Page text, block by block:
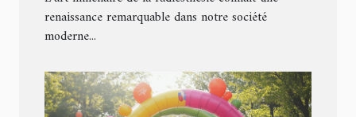
renaissance remarquable dans notre société
moderne...